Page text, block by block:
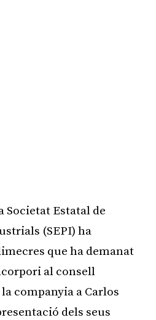
Societat Estatal de
(SEPI) ha
que ha demanat
al consell
companyia a Carlos
dels seus